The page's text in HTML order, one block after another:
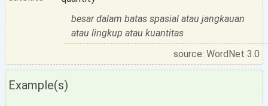
besar dalam batas spasial atau jangkauan
atau lingkup atau kuantitas
source: WordNet 3.0
Example(s)